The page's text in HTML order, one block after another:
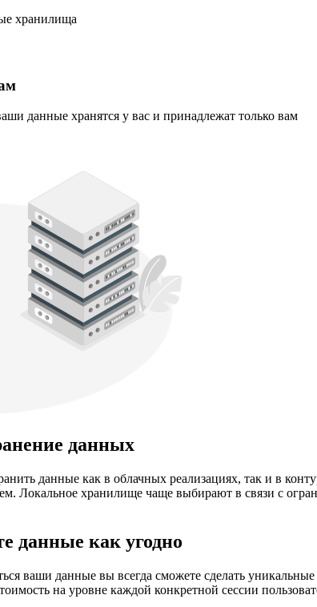
хранилища
данные хранятся у вас и принадлежат только вам
данных
данные как в облачных реализациях, так и в
Локальное хранилище чаще выбирают в связи с
данные как угодно
ваши данные вы всегда сможете сделать
на уровне каждой конкретной сессии